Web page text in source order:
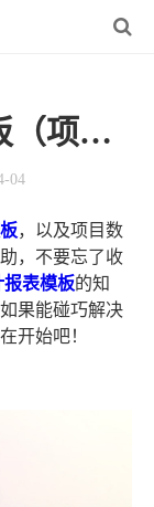
项目
04
，以及项目数
，不要忘了收
报表模板的知
果能碰巧解决
开始吧！